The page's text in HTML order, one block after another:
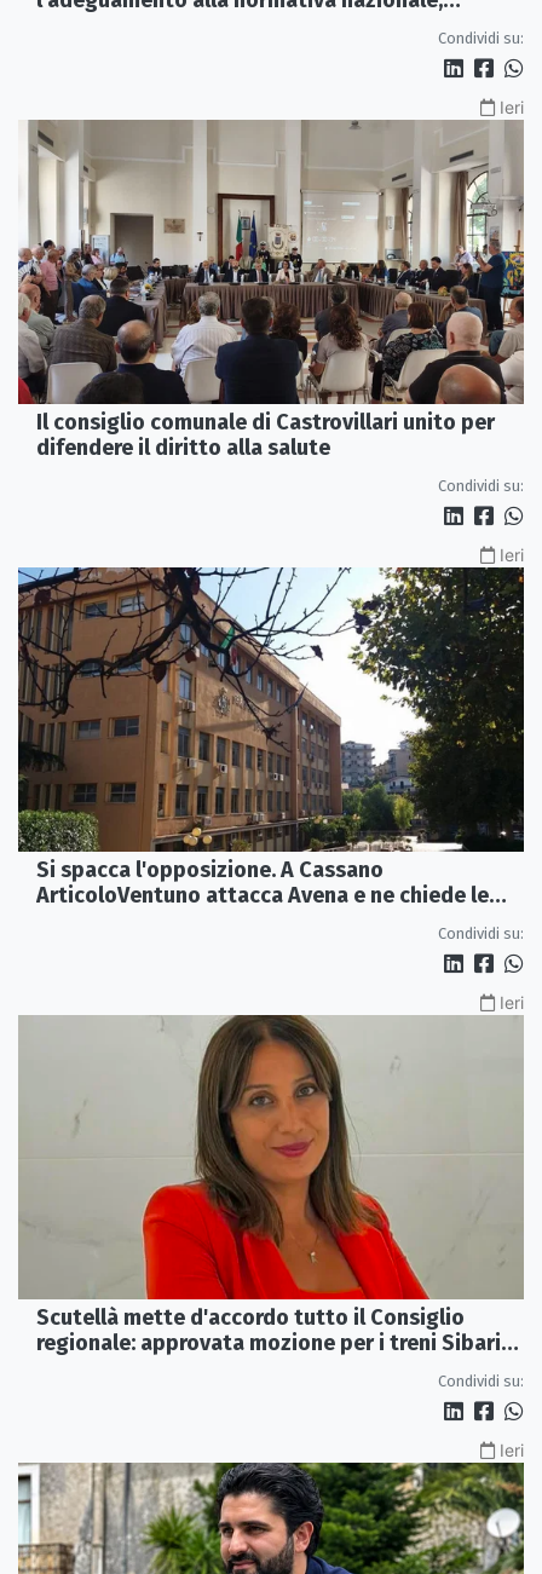
Condividi su:
Ieri
Il consiglio comunale di Castrovillari unito per
difendere il diritto alla salute
Condividi su:
Ieri
Si spacca l'opposizione. A Cassano
ArticoloVentuno attacca Avena e ne chiede le
Condividi su:
Ieri
Scutellà mette d'accordo tutto il Consiglio
regionale: approvata mozione per i treni Sibari-
Condividi su:
Ieri